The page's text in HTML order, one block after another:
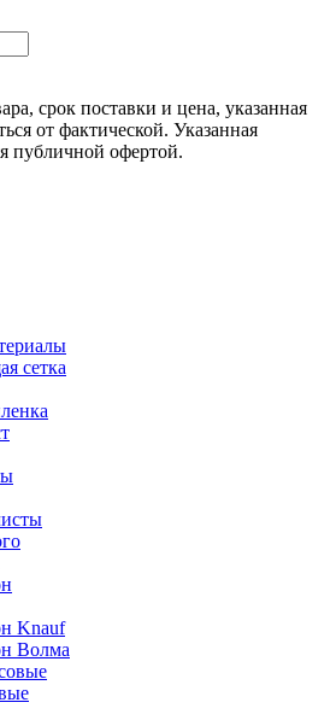
срок поставки и цена, указанная
от фактической. Указанная
публичной офертой.
сетка
Knauf
Волма